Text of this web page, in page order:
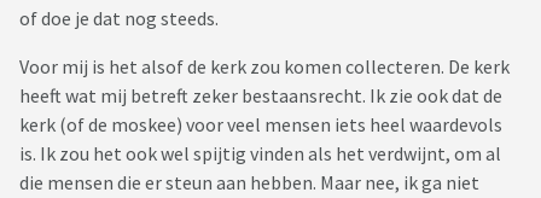
of doe je dat nog steeds.
Voor mij is het alsof de kerk zou komen collecteren. De kerk
heeft wat mij betreft zeker bestaansrecht. Ik zie ook dat de
kerk (of de moskee) voor veel mensen iets heel waardevols
is. Ik zou het ook wel spijtig vinden als het verdwijnt, om al
die mensen die er steun aan hebben. Maar nee, ik ga niet